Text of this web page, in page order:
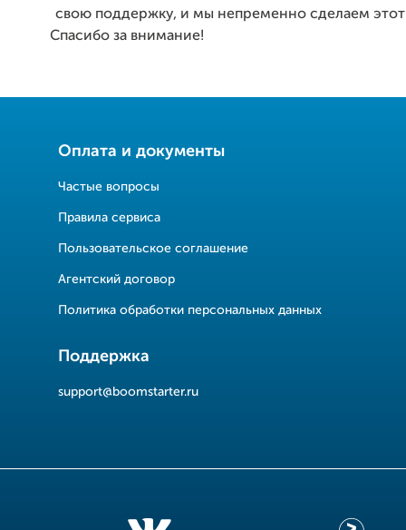
свою поддержку, и мы непременно сделаем
Спасибо за внимание!
Оплата и документы
Частые вопросы
Правила сервиса
Пользовательское соглашение
Агентский договор
Политика обработки персональных данных
Поддержка
support@boomstarter.ru